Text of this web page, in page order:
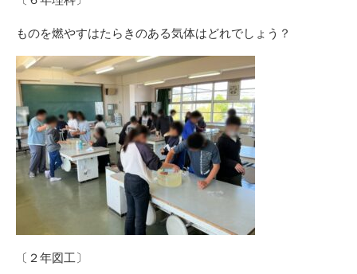
ものを燃やすはたらきのある気体はどれでしょう？
〔２年図工〕